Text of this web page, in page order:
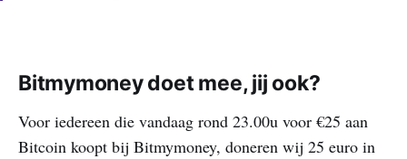
Bitmymoney doet mee, jij ook?
Voor iedereen die vandaag rond 23.00u voor €25 aan
Bitcoin koopt bij Bitmymoney, doneren wij 25 euro in